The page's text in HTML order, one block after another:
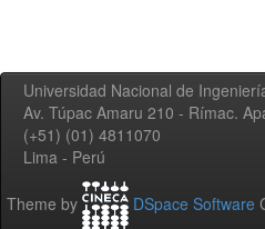
Universidad Nacional de
Av. Túpac Amaru 210 - Rímac.
(+51) (01) 4811070
Lima - Perú
Theme by DSpace Software